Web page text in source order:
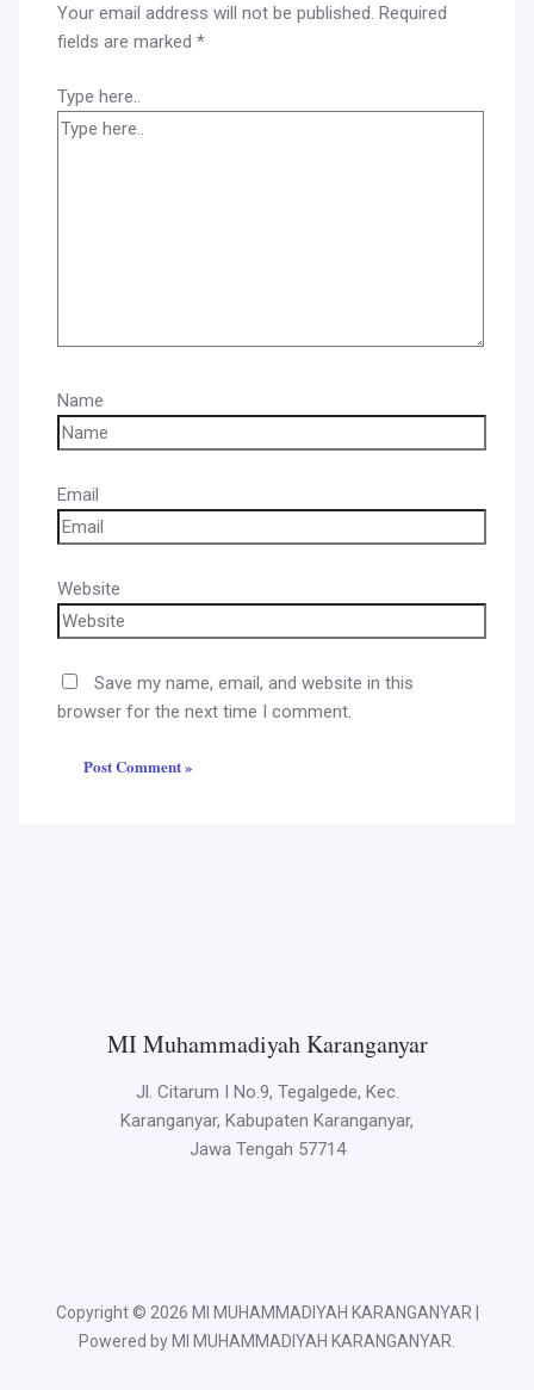
Your email address will not be published. Required
fields are marked*
Type here..
Name
Email
Website
Save my name, email, and website in this
browser for the next time I comment.
MI Muhammadiyah Karanganyar
Jl. Citarum I No.9, Tegalgede, Kec.
Karanganyar, Kabupaten Karanganyar,
Jawa Tengah 57714
Copyright © 2026 MI MUHAMMADIYAH KARANGANYAR |
Powered by MI MUHAMMADIYAH KARANGANYAR.